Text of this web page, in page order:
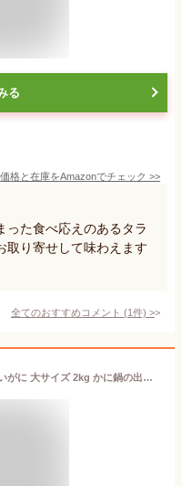
る
価格と在庫をAmazonでチェック >>
った食べ応えのあるタラ
取り寄せして味わえます
全てのおすすめコメント (1件) >
鮮度の鬼 お刺身OK カット 生 ずわいがに 大サイズ 2kg かに鍋の出汁・特製かにつみれのオマケ付き